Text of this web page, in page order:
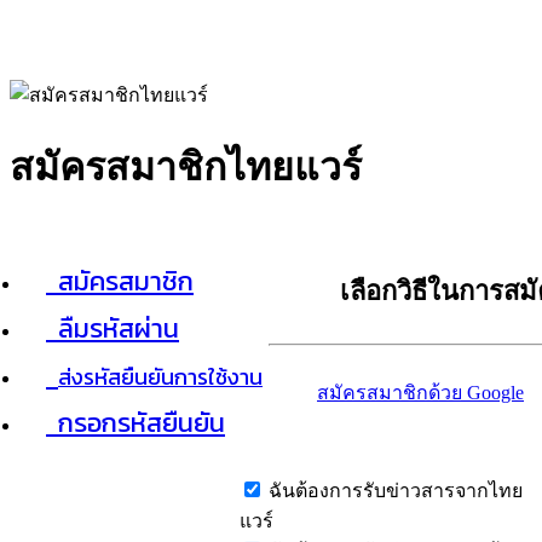
สมัครสมาชิกไทยแวร์
สมัครสมาชิก
ลืมรหัสผ่าน
ส่งรหัสยืนยันการใช้งาน
กรอกรหัสยืนยัน
เลือกวิธีในการส
สมัครสมาชิกด้วย Google
ฉันต้องการรับข่าวสารจากไทย
แวร์